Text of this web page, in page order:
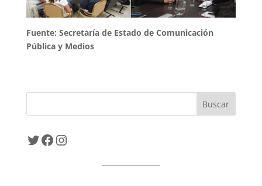
Fuente: Secretaría de Estado de Comunicación
Pública y Medios
Twitter
Facebook
Instagram